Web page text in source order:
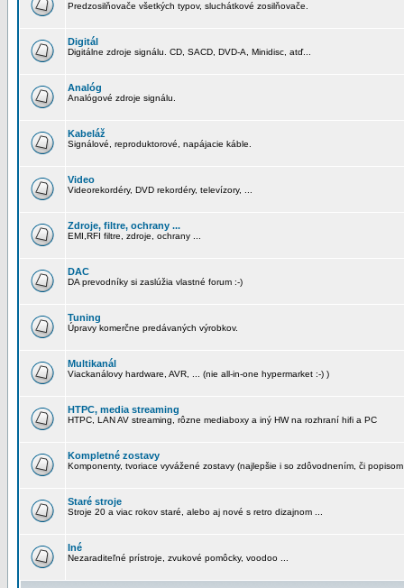
Predzosilňovače všetkých typov, sluchátkové zosilňovače.
Digitál
Digitálne zdroje signálu. CD, SACD, DVD-A, Minidisc, atď...
Analóg
Analógové zdroje signálu.
Kabeláž
Signálové, reproduktorové, napájacie káble.
Video
Videorekordéry, DVD rekordéry, televízory, ...
Zdroje, filtre, ochrany ...
EMI,RFI filtre, zdroje, ochrany ...
DAC
DA prevodníky si zaslúžia vlastné forum :-)
Tuning
Úpravy komerčne predávaných výrobkov.
Multikanál
Viackanálovy hardware, AVR, ... (nie all-in-one hypermarket :-) )
HTPC, media streaming
HTPC, LAN AV streaming, rôzne mediaboxy a iný HW na rozhraní hifi a PC
Kompletné zostavy
Komponenty, tvoriace vyvážené zostavy (najlepšie i so zdôvodnením, či
Staré stroje
Stroje 20 a viac rokov staré, alebo aj nové s retro dizajnom ...
Iné
Nezaraditeľné prístroje, zvukové pomôcky, voodoo ...